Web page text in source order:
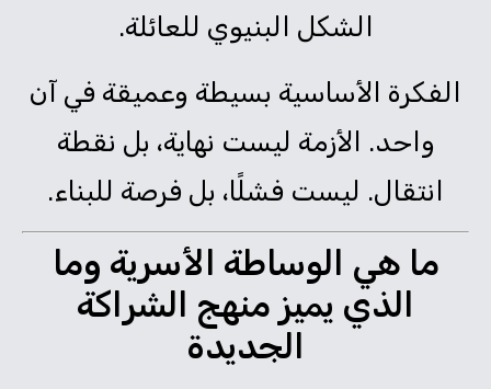
الشكل البنيوي للعائلة.
الفكرة الأساسية بسيطة وعميقة في آن
واحد. الأزمة ليست نهاية، بل نقطة
انتقال. ليست فشلًا، بل فرصة للبناء.
ما هي الوساطة الأسرية وما
الذي يميز منهج الشراكة
الجديدة